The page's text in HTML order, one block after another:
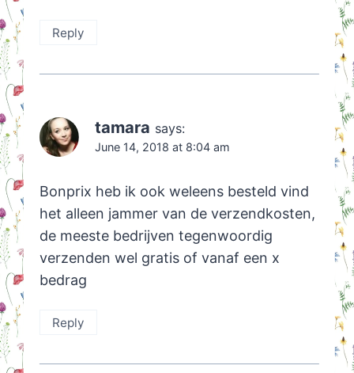
Reply
tamara says:
June 14, 2018 at 8:04 am
Bonprix heb ik ook weleens besteld vind
het alleen jammer van de verzendkosten,
de meeste bedrijven tegenwoordig
verzenden wel gratis of vanaf een x
bedrag
Reply